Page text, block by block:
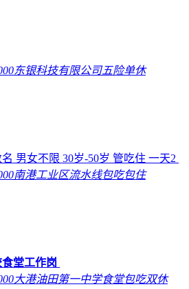
东银科技有限公司五险单休
男女不限 30岁-50岁 管吃住 一天2
南港工业区流水线包吃包住
堂工作岗
大港油田第一中学食堂包吃双休